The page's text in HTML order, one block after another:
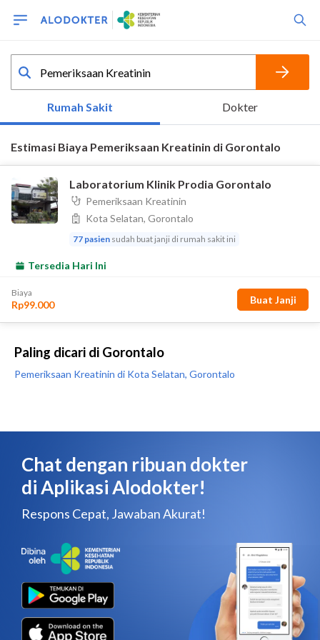
Paling dicari di Gorontalo
Pemeriksaan Kreatinin di Kota Selatan, Gorontalo